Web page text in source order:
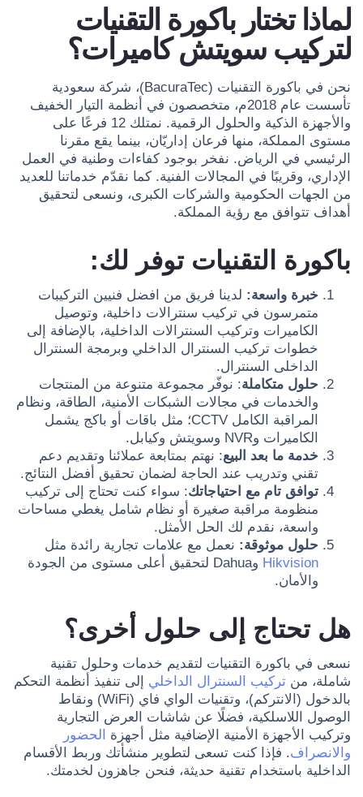
لماذا تختار باكورة التقنيات
لتركيب سويتش كاميرات؟
نحن في باكورة التقنيات (BacuraTec)، شركة سعودية
تأسست عام 2018م، متخصصون في أنظمة التيار الخفيف
والأجهزة الذكية والحلول الرقمية. نمتلك 12 فرعًا على
مستوى المملكة، منها فرعان إداريّان، بينما يقع مقرنا
الرئيسي في الرياض. نفخر بوجود كفاءات وطنية في العمل
الإداري، وقريبًا في المجالات الفنية. كما نقدّم خدماتنا للعديد
من الجهات الحكومية والشركات الكبرى، ونسعى لتحقيق
أهداف تتوافق مع رؤية المملكة.
باكورة التقنيات توفر لك:
خبرة واسعة: لدينا فريق من افضل فنيين التركيبات
متمرسون في تركيب سنترالات داخلية، وتوصيل
الكاميرات وتركيب السنترالات الداخلية، بالإضافة إلى
خطوات تركيب السنترال الداخلي وبرمجة السنترال
الداخلى السنترال.
حلول متكاملة: نوفّر مجموعة متنوعة من المنتجات
والخدمات في مجالات الشبكات الأمنية، الطاقة، ونظام
المراقبة الكامل CCTV؛ مثل باقات أو باكج يشمل
الكاميرات وNVR وسويتش وكيابل.
خدمة ما بعد البيع: نهتم بمتابعة عملائنا وتقديم دعم
تقني وتدريب عند الحاجة لضمان تحقيق أفضل النتائج.
توافق تام مع احتياجاتك: سواء كنت تحتاج إلى تركيب
منظومة مراقبة صغيرة أو نظام شامل يغطي مساحات
واسعة، نقدم لك الحل الأمثل.
حلول موثوقة: نعمل مع علامات تجارية رائدة مثل
Hikvision
وDahua لتحقيق أعلى مستوى من الجودة
والأمان.
هل تحتاج إلى حلول أخرى؟
نسعى في باكورة التقنيات لتقديم خدمات وحلول تقنية
شاملة، من تركيب السنترال الداخلي إلى تنفيذ أنظمة التحكم
بالدخول (الانتركم)، وتقنيات الواي فاي (WiFi) ونقاط
الوصول اللاسلكية، فضلًا عن شاشات العرض التجارية
وتركيب الأجهزة الأمنية الإضافية مثل أجهزة الحضور
والانصراف. فإذا كنت تسعى لتطوير منشأتك وربط الأقسام
الداخلية باستخدام تقنية حديثة، فنحن جاهزون لخدمتك.